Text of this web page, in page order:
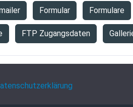
Formular Formulare
FTP Zugangsdaten